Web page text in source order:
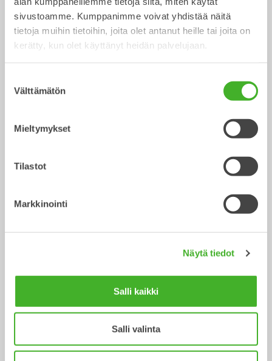
sivustoamme. Kumppanimme voivat yhdistää näitä
tietoja muihin tietoihin, joita olet antanut heille tai joita on
kerätty, kun olet käyttänyt heidän palvelujaan.
valinta
Välttämätön
Mieltymykset
Tilastot
Markkinointi
Näytä tiedot
Salli kaikki
Salli valinta
V-ojakauhat
Kauha 0-22tonnisiin
Lajittelukauhat
Kauha 2-32tonnisiin
Kauha 0-33 tonnisiin
Kaapelikauhat